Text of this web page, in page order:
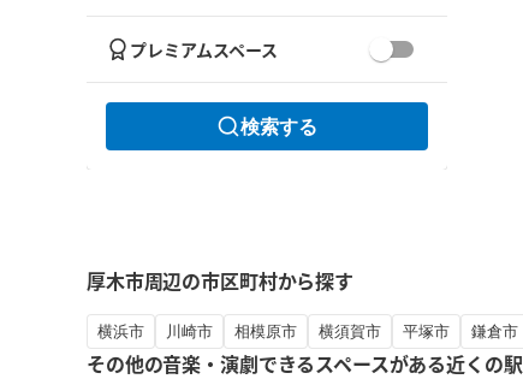
プレミアムスペース
検索する
厚木市周辺の市区町村から探す
横浜市 川崎市 相模原市 横須賀市 平塚市 鎌倉市
その他の音楽・演劇できるスペースがある近くの駅